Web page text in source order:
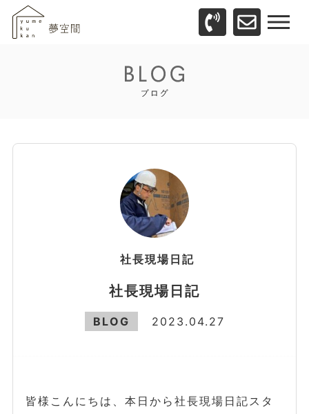
社長現場日記
社長現場日記
BLOG 2023.04.27
皆様こんにちは、本日から社長現場日記スタ